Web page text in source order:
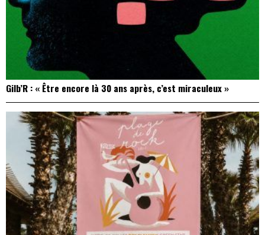
Gilb’R : « Être encore là 30 ans après, c’est miraculeux »